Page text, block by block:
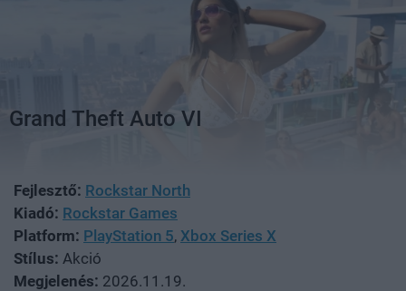
Grand Theft Auto VI
Fejlesztő: Rockstar North
Kiadó: Rockstar Games
Platform: PlayStation 5, Xbox Series X
Stílus: Akció
Megjelenés: 2026.11.19.